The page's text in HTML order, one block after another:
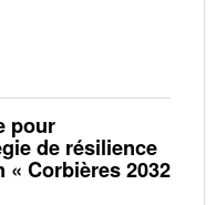
pour
de résilience
« Corbières 2032